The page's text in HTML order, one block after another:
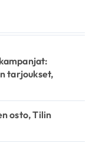
tarjoukset,
osto, Tilin